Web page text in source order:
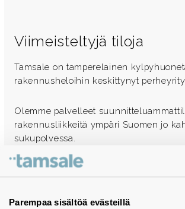
Parempaa sisältöä evästeillä
Viimeisteltyjä tiloja
Tamsale on tamperelainen
rakennusheloihin keskittynyt
Olemme palvelleet
rakennusliikkeitä ympäri Suomen jo
sukupolvessa.
Ota yhteyttä - autamme mielellämme
Tuotekuvastot